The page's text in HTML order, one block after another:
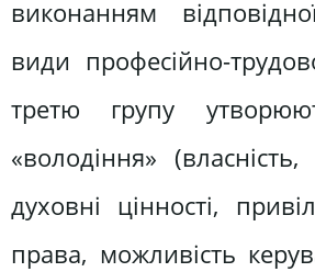
виконанням
види професійно-
третю групу
«володіння» (власність,
духовні цінності,
права, можливість